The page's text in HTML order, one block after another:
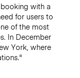
with a
for users to
of the most
In December
York, where